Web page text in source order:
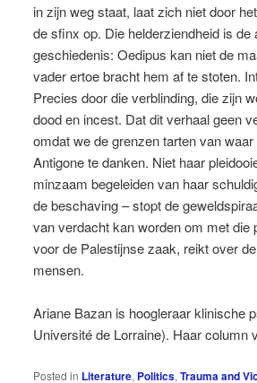
in zijn weg staat, laat zich niet door
de sfinx op. Die helderziendheid is
geschiedenis: Oedipus kan niet de
vader ertoe bracht hem af te stoten.
Precies door die verblinding, die zijn
dood en incest. Dat dit verhaal geen
omdat we de grenzen tarten van
Antigone te danken. Niet haar
minzaam begeleiden van haar
de beschaving – stopt de
van verdacht kan worden om met
voor de Palestijnse zaak, reikt over
mensen.
Ariane Bazan is hoogleraar klinische
Université de Lorraine). Haar column
Posted in Literature, Politics, Trauma and